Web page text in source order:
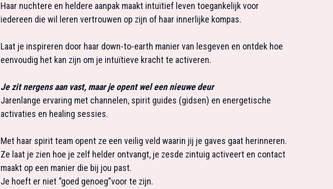
Haar nuchtere en heldere aanpak maakt intuïtief leven toegankelijk voor
iedereen die wil leren vertrouwen op zijn of haar innerlijke kompas.
Laat je inspireren door haar down-to-earth manier van lesgeven en ontdek hoe
eenvoudig het kan zijn om je intuïtieve kracht te activeren.
Je zit nergens aan vast, maar je opent wel een nieuwe deur
Jarenlange ervaring met channelen, spirit guides (gidsen) en energetische
activaties en healing sessies.
Met haar spirit team opent ze een veilig veld waarin jij je gaves gaat herinneren.
Ze laat je zien hoe je zelf helder ontvangt, je zesde zintuig activeert en contact
maakt op een manier die bij jou past.
Je hoeft er niet “goed genoeg”voor te zijn.